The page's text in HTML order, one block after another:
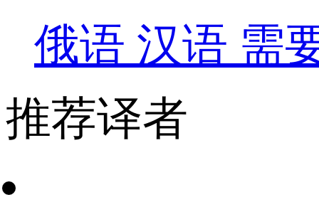
俄语 汉语 需
推荐译者